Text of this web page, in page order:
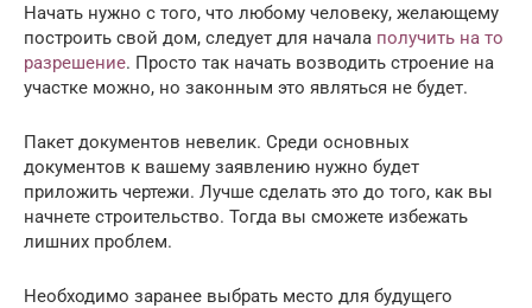
Начать нужно с того, что любому человеку, желающему
построить свой дом, следует для начала получить на то
разрешение. Просто так начать возводить строение на
участке можно, но законным это являться не будет.
Пакет документов невелик. Среди основных
документов к вашему заявлению нужно будет
приложить чертежи. Лучше сделать это до того, как вы
начнете строительство. Тогда вы сможете избежать
лишних проблем.
Необходимо заранее выбрать место для будущего